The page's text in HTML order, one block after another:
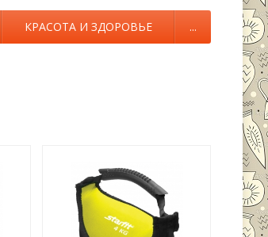
КРАСОТА И ЗДОРОВЬЕ ...